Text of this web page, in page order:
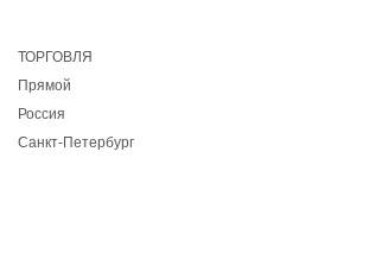
ТОРГОВЛЯ
Прямой
Россия
Санкт-Петербург